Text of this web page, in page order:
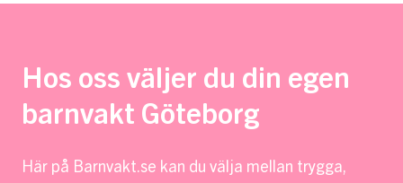
Hos oss väljer du din egen
barnvakt Göteborg
Här på Barnvakt.se kan du välja mellan trygga,